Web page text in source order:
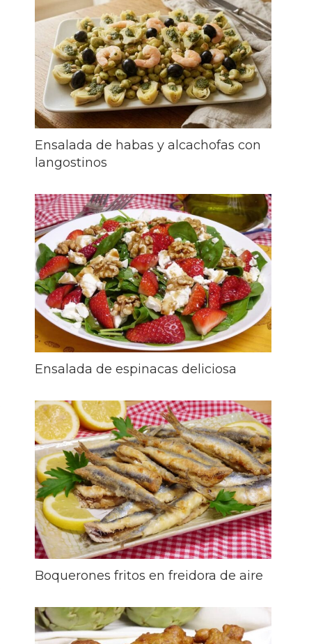
Ensalada de habas y alcachofas con
langostinos
Ensalada de espinacas deliciosa
Boquerones fritos en freidora de aire